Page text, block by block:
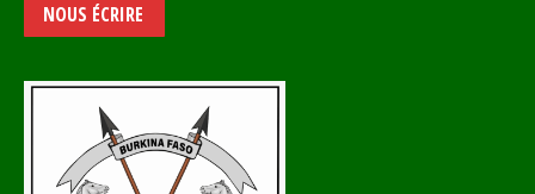
NOUS ÉCRIRE